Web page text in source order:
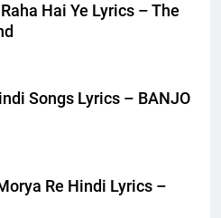
Hai Ye Lyrics – The
Songs Lyrics – BANJO
Re Hindi Lyrics –